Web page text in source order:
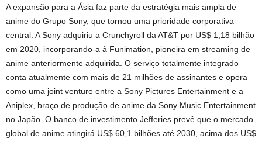
A expansão para a Ásia faz parte da estratégia mais ampla de
anime do Grupo Sony, que tornou uma prioridade corporativa
central. A Sony adquiriu a Crunchyroll da AT&T por US$ 1,18 bilhão
em 2020, incorporando-a à Funimation, pioneira em streaming de
anime anteriormente adquirida. O serviço totalmente integrado
conta atualmente com mais de 21 milhões de assinantes e opera
como uma joint venture entre a Sony Pictures Entertainment e a
Aniplex, braço de produção de anime da Sony Music Entertainment
no Japão. O banco de investimento Jefferies prevê que o mercado
global de anime atingirá US$ 60,1 bilhões até 2030, acima dos US$